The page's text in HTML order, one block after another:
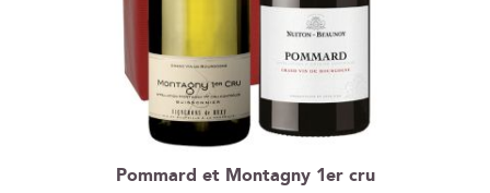
Pommard et Montagny 1er cru